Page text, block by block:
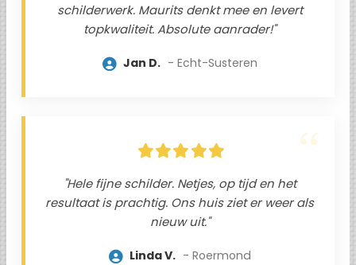
schilderwerk. Maurits denkt mee en levert
topkwaliteit. Absolute aanrader!"
Jan D. Echt-Susteren
"Hele fijne schilder. Netjes, op tijd en het
resultaat is prachtig. Ons huis ziet er weer als
nieuw uit."
Linda V. Roermond